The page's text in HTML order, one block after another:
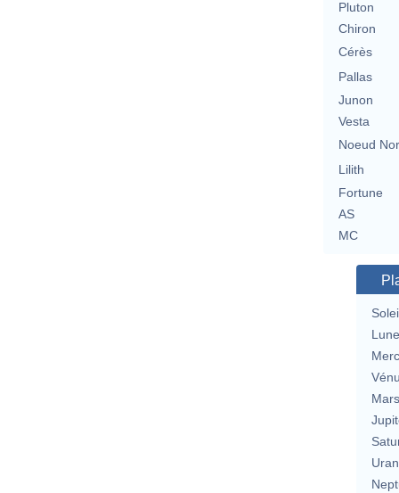
Pluton
Chiron
Cérès
Pallas
Junon
Vesta
Noeud
Lilith
Fortune
AS
MC
Lune
Mars